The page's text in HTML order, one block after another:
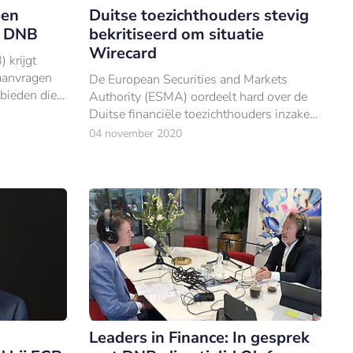
krijgt
die
Duitse toezichthouders stevig
bekritiseerd om situatie
Wirecard
De European Securities and Markets
Authority (ESMA) oordeelt hard over de
Duitse financiële toezichthouders inzake
het dossier Wirecard.
04 november 2020
Leaders in Finance: In gesprek